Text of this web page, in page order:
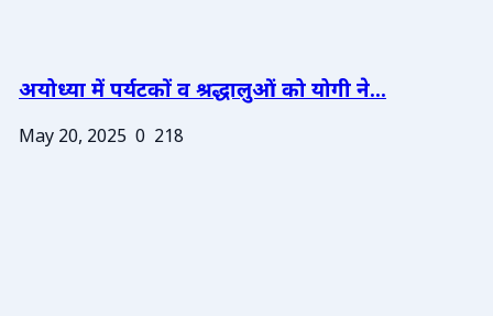
अयोध्या में पर्यटकों व श्रद्धालुओं को योगी ने...
May 20, 2025 0 218